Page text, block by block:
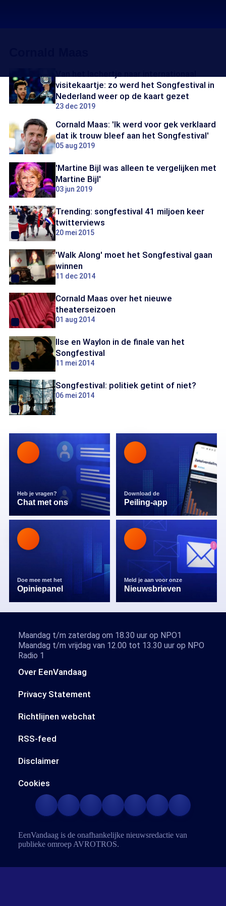
visitekaartje: zo werd het Songfestival in
Nederland weer op de kaart gezet
23 dec 2019
Cornald Maas: 'Ik werd voor gek verklaard
dat ik trouw bleef aan het Songfestival'
05 aug 2019
'Martine Bijl was alleen te vergelijken met
Martine Bijl'
03 jun 2019
Trending: songfestival 41 miljoen keer
twitterviews
20 mei 2015
'Walk Along' moet het Songfestival gaan
winnen
11 dec 2014
Cornald Maas over het nieuwe
theaterseizoen
01 aug 2014
llse en Waylon in de finale van het
Songfestival
11 mei 2014
Songfestival: politiek getint of niet?
06 mei 2014
Heb je vragen?
Chat met ons
Download de
Peiling-app
Doe mee met het
Opiniepanel
Meld je aan voor onze
Nieuwsbrieven
Over EenVandaag
Privacy Statement
Richtlijnen webchat
RSS-feed
Disclaimer
Cookies
Maandag t/m zaterdag om 18.30 uur op NPO1
Maandag t/m vrijdag van 12.00 tot 13.30 uur op NPO
Radio 1
EenVandaag is de onafhankelijke nieuwsredactie van
publieke omroep AVROTROS.